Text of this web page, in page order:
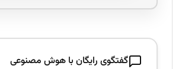
گفتگوی رایگان با هوش مصنوعی